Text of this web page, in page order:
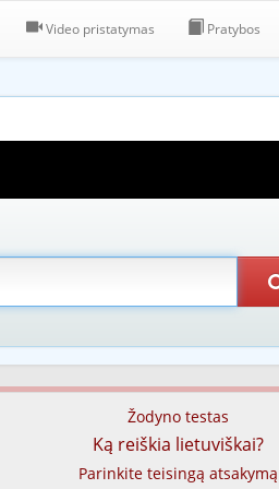
Video pristatymas Pratybos
Žodyno testas
Ką reiškia lietuviškai?
Parinkite teisingą atsakymą